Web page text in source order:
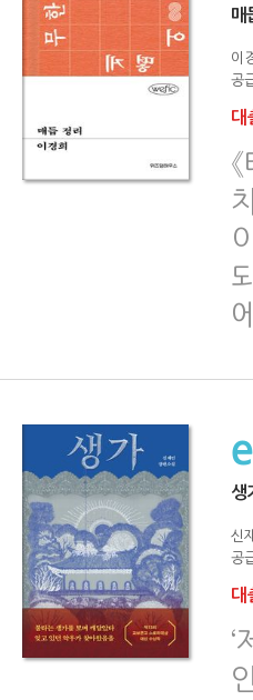
매
이
공
대
생
신
공
대
‘